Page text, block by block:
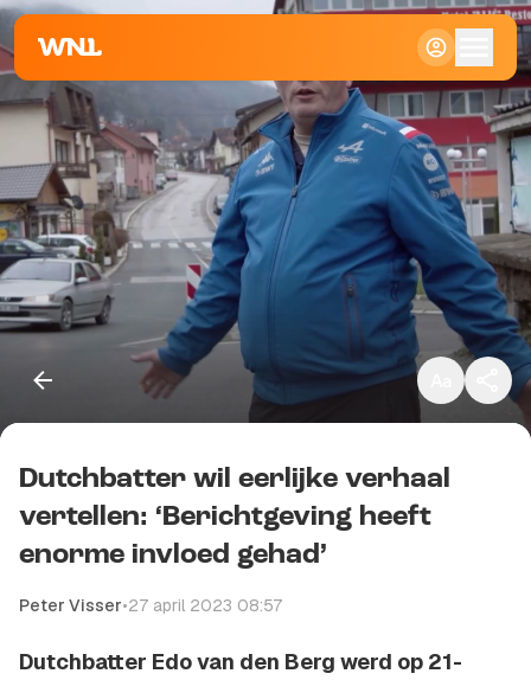
Klein
Standaard
Groot
Kopieer link
Dutchbatter wil eerlijke verhaal
vertellen: ‘Berichtgeving heeft
enorme invloed gehad’
Peter Visser•27 april 2023 08:57
Dutchbatter Edo van den Berg werd op 21-